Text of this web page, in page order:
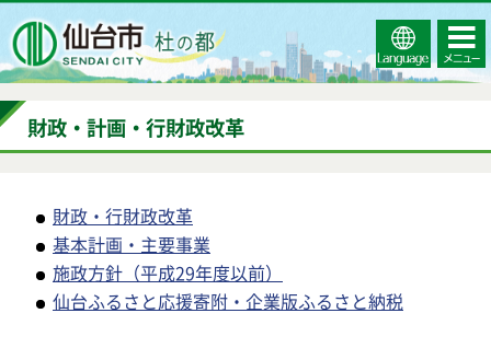
Select
Language
コンテ
ンツメ
ニュー
財政・計画・行財政改革
財政・行財政改革
基本計画・主要事業
施政方針（平成29年度以前）
仙台ふるさと応援寄附・企業版ふるさと納税